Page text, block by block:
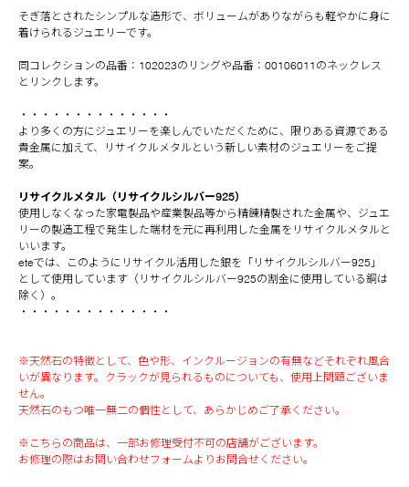
そぎ落とされたシンプルな造形で、ボリュームがありながらも軽やかに身に
着けられるジュエリーです。
同コレクションの品番：102023のリングや品番：00106011のネックレス
とリンクします。
・・・・・・・・・・・・・・
より多くの方にジュエリーを楽しんでいただくために、限りある資源である
貴金属に加えて、リサイクルメタルという新しい素材のジュエリーをご提
案。
リサイクルメタル（リサイクルシルバー925）
使用しなくなった家電製品や産業製品等から精錬精製された金属や、ジュエ
リーの製造工程で発生した端材を元に再利用した金属をリサイクルメタルと
いいます。
eteでは、このようにリサイクル活用した銀を「リサイクルシルバー925」
として使用しています（リサイクルシルバー925の割金に使用している銅は
除く）。
・・・・・・・・・・・・・・
※天然石の特徴として、色や形、インクルージョンの有無などそれぞれ風合
いが異なります。クラックが見られるものについても、使用上問題ございま
せん。
天然石のもつ唯一無二の個性として、あらかじめご了承ください。
※こちらの商品は、一部お修理受付不可の店舗がございます。
お修理の際はお問い合わせフォームよりお問合せください。